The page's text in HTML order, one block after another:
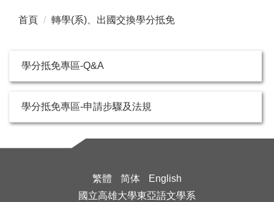
首頁 轉學(系)、出國交換學分抵免
學分抵免專區-Q&A
學分抵免專區-申請步驟及法規
繁體 简体
English
國立高雄大學東亞語文學系